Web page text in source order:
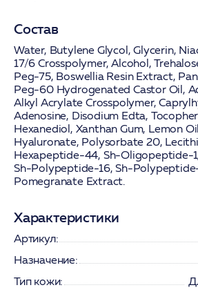
Состав
Water, Butylene Glycol, Glycerin,
17/6 Crosspolymer, Alcohol,
Peg-75, Boswellia Resin Extract,
Peg-60 Hydrogenated Castor Oil,
Alkyl Acrylate Crosspolymer,
Adenosine, Disodium Edta,
Hexanediol, Xanthan Gum, Lemon
Hyaluronate, Polysorbate 20,
Hexapeptide-44, Sh-Oligopeptide-
Sh-Polypeptide-16, Sh-
Pomegranate Extract.
Характеристики
Артикул:
Назначение:
Тип кожи: